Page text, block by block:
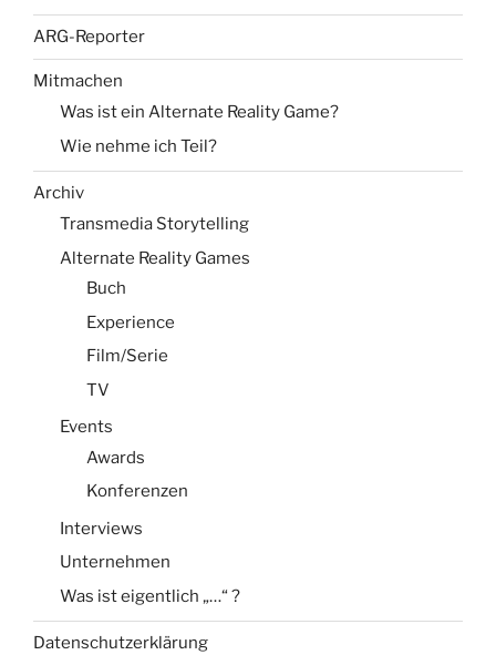
ARG-Reporter
Mitmachen
Was ist ein Alternate Reality Game?
Wie nehme ich Teil?
Archiv
Transmedia Storytelling
Alternate Reality Games
Buch
Experience
Film/Serie
TV
Events
Awards
Konferenzen
Interviews
Unternehmen
Was ist eigentlich „…“ ?
Datenschutzerklärung